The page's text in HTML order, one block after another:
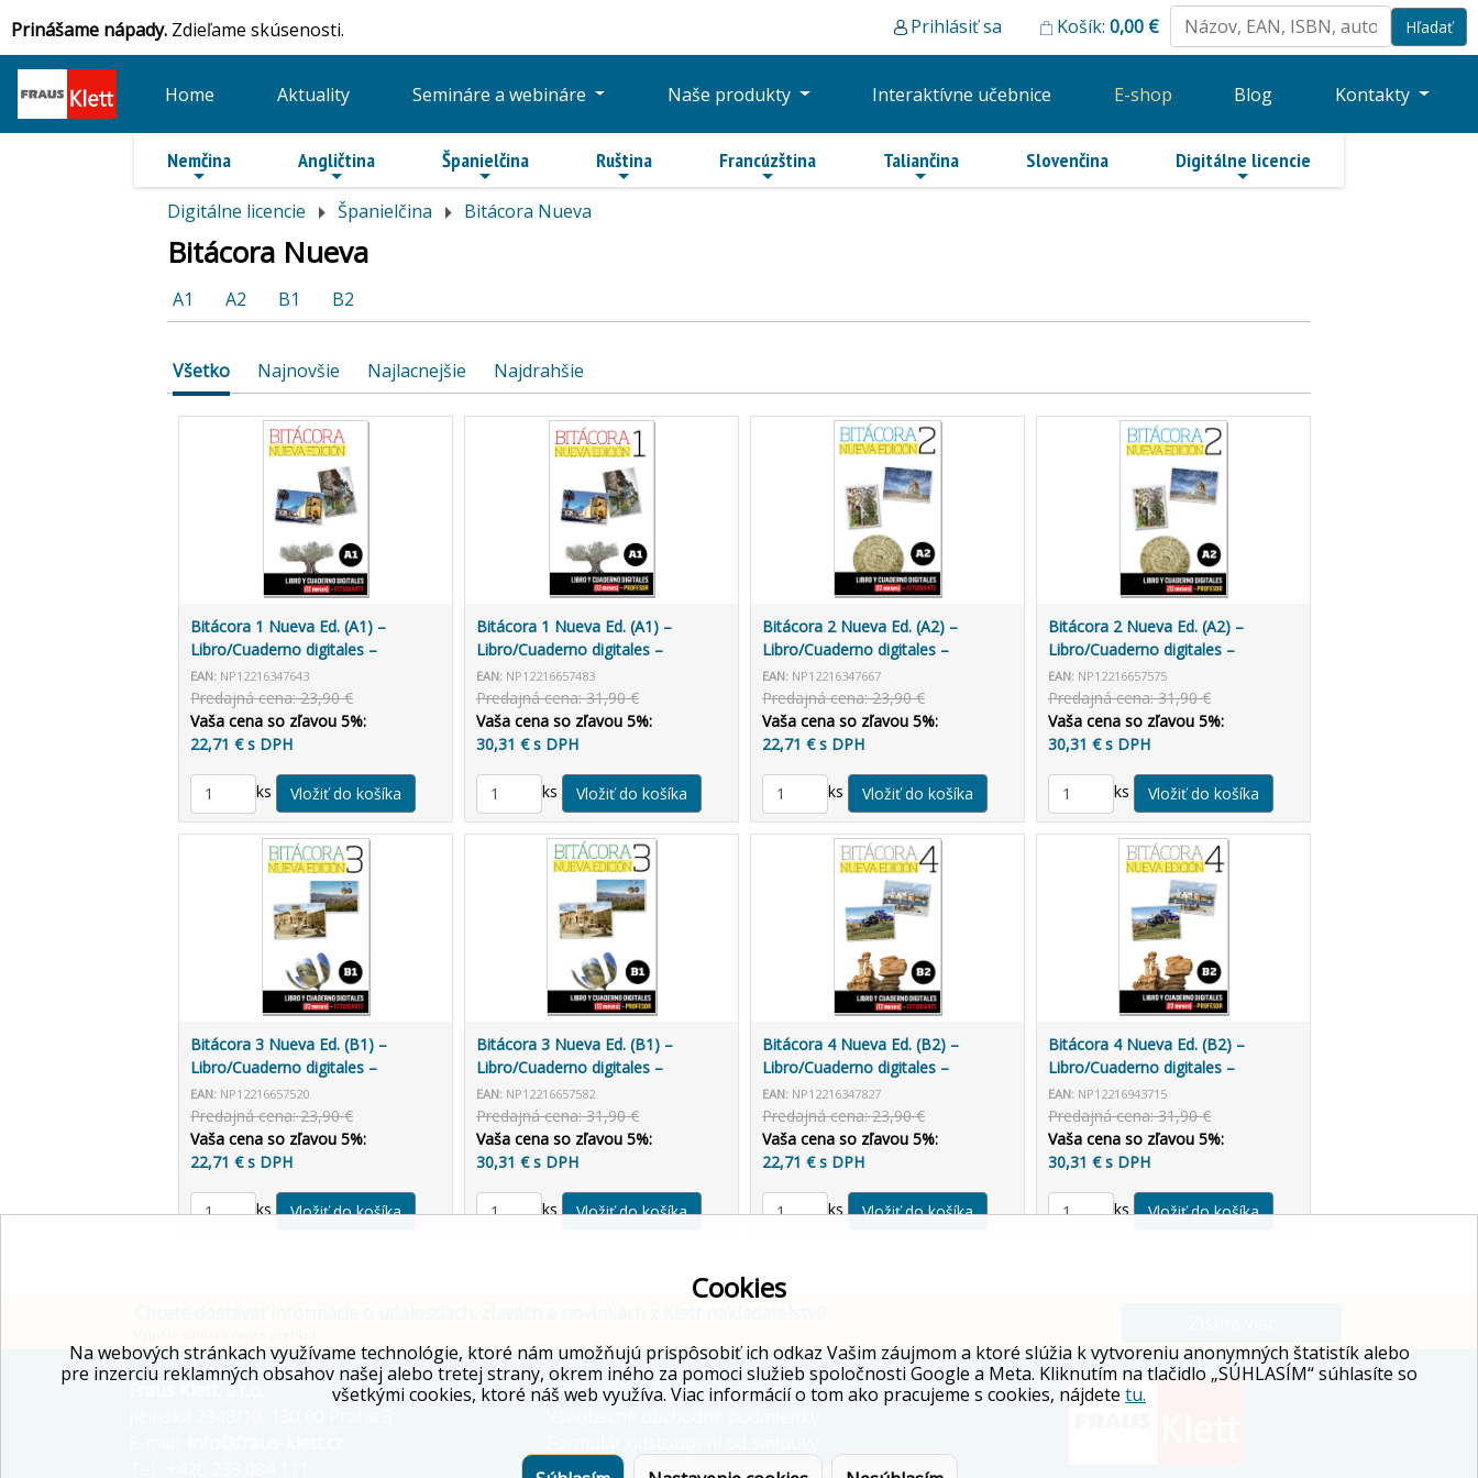
Prinášame nápady. Zdieľame skúsenosti. Prihlásiť sa Košík: 0,00 €
Home Aktuality Semináre a webináre Naše produkty Interaktívne učebnice E-shop Blog Kontakty
Nemčina Angličtina Španielčina Ruština Francúzština Taliančina Slovenčina Digitálne licencie
Digitálne licencie Španielčina Bitácora Nueva
Bitácora Nueva
A1 A2 B1 B2
Všetko Najnovšie Najlacnejšie Najdrahšie
Bitácora 1 Nueva Ed. (A1) –
Libro/Cuaderno digitales –
Estudiante (12 mesiacov)
EAN: NP12216347643
Predajná cena: 23,90 €
Vaša cena so zľavou 5%:
22,71 € s DPH
ks
Bitácora 1 Nueva Ed. (A1) –
Libro/Cuaderno digitales –
Profesor (12 mesiacov)
EAN: NP12216657483
Predajná cena: 31,90 €
Vaša cena so zľavou 5%:
30,31 € s DPH
ks
Bitácora 2 Nueva Ed. (A2) –
Libro/Cuaderno digitales –
Estudiante (12 mesiacov)
EAN: NP12216347667
Predajná cena: 23,90 €
Vaša cena so zľavou 5%:
22,71 € s DPH
ks
Bitácora 2 Nueva Ed. (A2) –
Libro/Cuaderno digitales –
Profesor (12 mesiacov)
EAN: NP12216657575
Predajná cena: 31,90 €
Vaša cena so zľavou 5%:
30,31 € s DPH
ks
Bitácora 3 Nueva Ed. (B1) –
Libro/Cuaderno digitales –
Estudiante (12 mesiacov)
EAN: NP12216657520
Predajná cena: 23,90 €
Vaša cena so zľavou 5%:
22,71 € s DPH
ks
Bitácora 3 Nueva Ed. (B1) –
Libro/Cuaderno digitales –
Profesor (12 mesiacov)
EAN: NP12216657582
Predajná cena: 31,90 €
Vaša cena so zľavou 5%:
30,31 € s DPH
ks
Bitácora 4 Nueva Ed. (B2) –
Libro/Cuaderno digitales –
Estudiante (12 mesiacov)
EAN: NP12216347827
Predajná cena: 23,90 €
Vaša cena so zľavou 5%:
22,71 € s DPH
ks
Bitácora 4 Nueva Ed. (B2) –
Libro/Cuaderno digitales –
Profesor (12 mesiacov)
EAN: NP12216943715
Predajná cena: 31,90 €
Vaša cena so zľavou 5%:
30,31 € s DPH
ks
Fraus Klett, s.r.o.
Whistleblowing
Informácie o ochrane osobných údajov
Cookies
Na webových stránkach využívame technológie, ktoré nám umožňujú prispôsobiť ich odkaz Vašim záujmom a ktoré slúžia k vytvoreniu anonymných štatistík alebo
pre inzerciu reklamných obsahov našej alebo tretej strany, okrem iného za pomoci služieb spoločnosti Google a Meta. Kliknutím na tlačidlo „SÚHLASÍM“ súhlasíte so
všetkými cookies, ktoré náš web využíva. Viac informácií o tom ako pracujeme s cookies, nájdete tu.